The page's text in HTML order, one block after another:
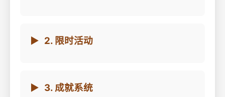
2. 限时活动
3. 成就系统